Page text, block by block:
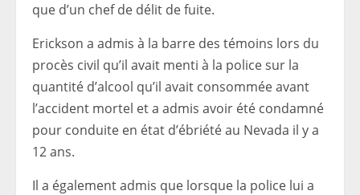
que d’un chef de délit de fuite.
Erickson a admis à la barre des témoins lors du
procès civil qu’il avait menti à la police sur la
quantité d’alcool qu’il avait consommée avant
l’accident mortel et a admis avoir été condamné
pour conduite en état d’ébriété au Nevada il y a
12 ans.
Il a également admis que lorsque la police lui a